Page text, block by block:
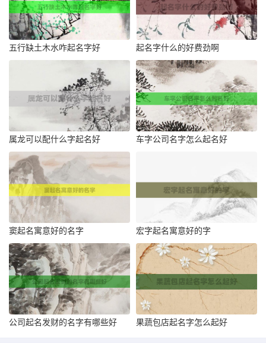
五行缺土木水咋起名字好 起名字什么的好费劲啊
属龙可以配什么字起名好 车字公司名字怎么起名好
窦起名寓意好的名字 宏字起名寓意好的字
公司起名发财的名字有哪些好 果蔬包店起名字怎么起好